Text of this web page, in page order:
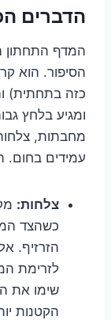
הדברים
המדף התחתון
הסיפור. הוא
כזה בתחתית)
ומגיע בלחץ
מחבתות,
עמידים בחום.
צלחות:
כשהצד
הזרזיף.
לזרימת
שימו את
הקטנות